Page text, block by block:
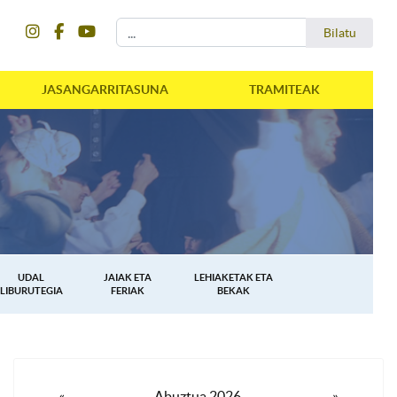
Bilatu
JASANGARRITASUNA TRAMITEAK
UDAL
LIBURUTEGIA
JAIAK ETA
FERIAK
LEHIAKETAK ETA
BEKAK